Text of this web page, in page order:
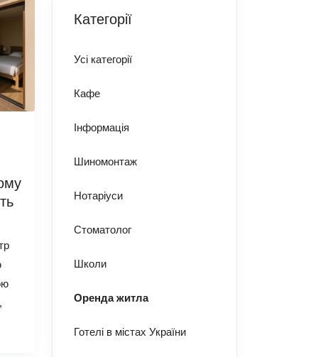
Категорії
Усі категорії
Кафе
Інформація
Шиномонтаж
Нотаріуси
Стоматолог
Школи
Оренда житла
Готелі в містах України